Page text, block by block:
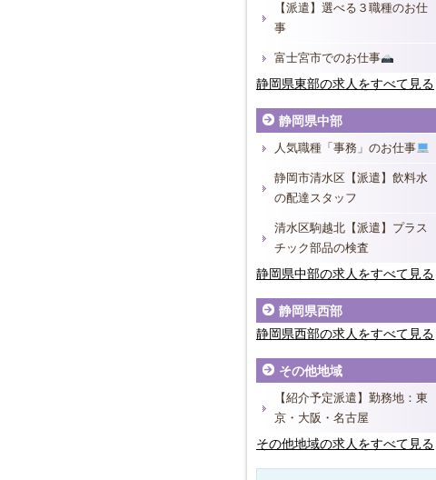
【派遣】選べる３職種のお仕
事
富士宮市でのお仕事
静岡県東部の求人をすべて見る
静岡県中部
人気職種「事務」のお仕事
静岡市清水区【派遣】飲料水
の配達スタッフ
清水区駒越北【派遣】プラス
チック部品の検査
静岡県中部の求人をすべて見る
静岡県西部
静岡県西部の求人をすべて見る
その他地域
【紹介予定派遣】勤務地：東
京・大阪・名古屋
その他地域の求人をすべて見る